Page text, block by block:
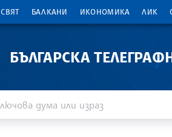
СВЯТ БАЛКАНИ ИКОНОМИКА ЛИК
БЪЛГАРСКА